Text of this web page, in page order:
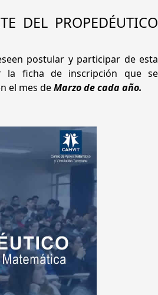
DEL PROPEDÉUTICO
postular y participar de esta
la ficha de inscripción que se
el mes deMarzo de cada año.